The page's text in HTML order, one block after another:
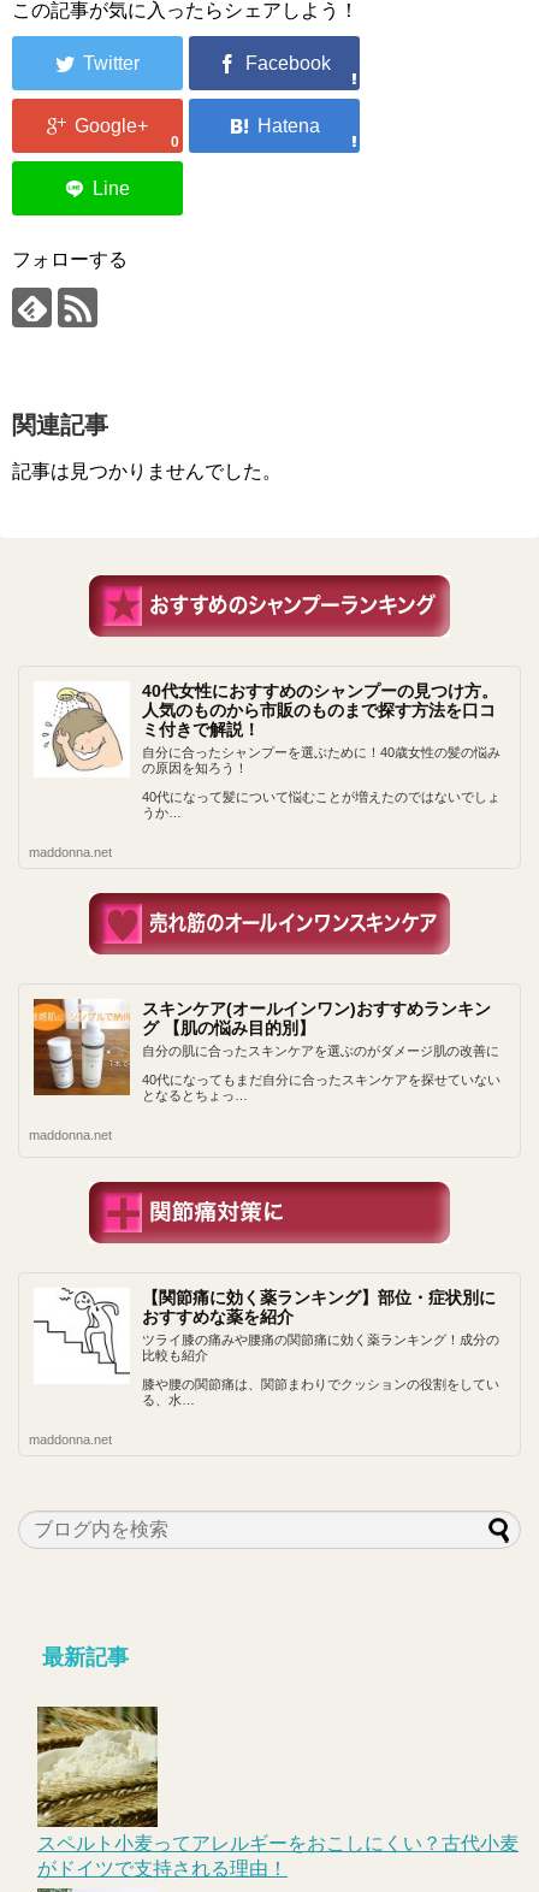
この記事が気に入ったらシェアしよう！
0
フォローする
関連記事
記事は見つかりませんでした。
40代女性におすすめのシャンプーの見つけ方。
人気のものから市販のものまで探す方法を口コ
ミ付きで解説！
自分に合ったシャンプーを選ぶために！40歳女性の髪の悩み
の原因を知ろう！
40代になって髪について悩むことが増えたのではないでしょ
うか…
maddonna.net
スキンケア(オールインワン)おすすめランキン
グ 【肌の悩み目的別】
自分の肌に合ったスキンケアを選ぶのがダメージ肌の改善に
40代になってもまだ自分に合ったスキンケアを探せていない
となるとちょっ…
maddonna.net
【関節痛に効く薬ランキング】部位・症状別に
おすすめな薬を紹介
ツライ膝の痛みや腰痛の関節痛に効く薬ランキング！成分の
比較も紹介
膝や腰の関節痛は、関節まわりでクッションの役割をしてい
る、水…
maddonna.net
最新記事
スペルト小麦ってアレルギーをおこしにくい？古代小麦
がドイツで支持される理由！